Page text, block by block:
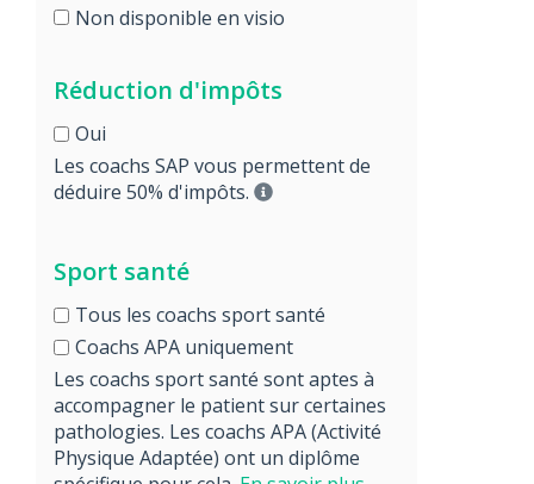
Non disponible en visio
Réduction d'impôts
Oui
Les coachs SAP vous permettent de
déduire 50% d'impôts.
Sport santé
Tous les coachs sport santé
Coachs APA uniquement
Les coachs sport santé sont aptes à
accompagner le patient sur certaines
pathologies. Les coachs APA (Activité
Physique Adaptée) ont un diplôme